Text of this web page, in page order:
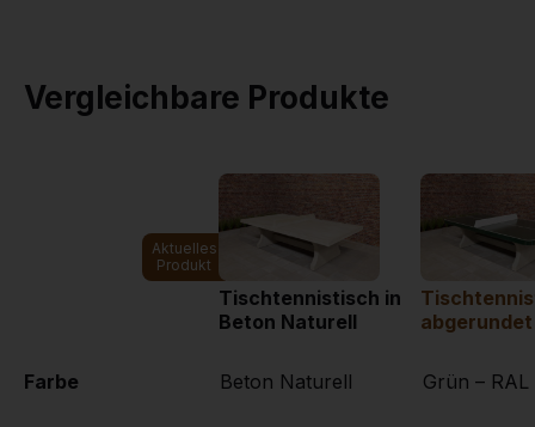
Vergleichbare Produkte
Aktuelles
Produkt
Tischtennistisch in
Beton Naturell
Farbe Beton Naturell Grün –